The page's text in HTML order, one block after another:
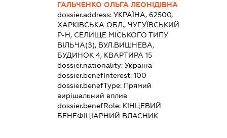
ГАЛЬЧЕНКО ОЛЬГА ЛЕОНІДІВНА
dossier.address:УКРАЇНА, 62500,
ХАРКІВСЬКА ОБЛ., ЧУГУЇВСЬКИЙ
Р-Н, СЕЛИЩЕ МІСЬКОГО ТИПУ
ВІЛЬЧА(З), ВУЛ.ВИШНЕВА,
БУДИНОК 4, КВАРТИРА 15
dossier.nationality:Україна
dossier.benefInterest:100
dossier.benefType: Прямий
вирішальний вплив
dossier.benefRole: КІНЦЕВИЙ
БЕНЕФІЦІАРНИЙ ВЛАСНИК